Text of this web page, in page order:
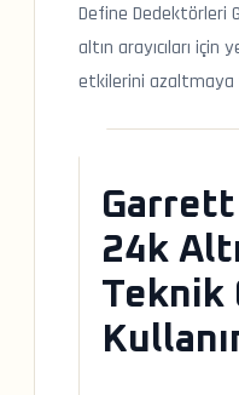
Define Dedektörleri
altın arayıcıları
etkilerini azaltmaya
24k
Teknik